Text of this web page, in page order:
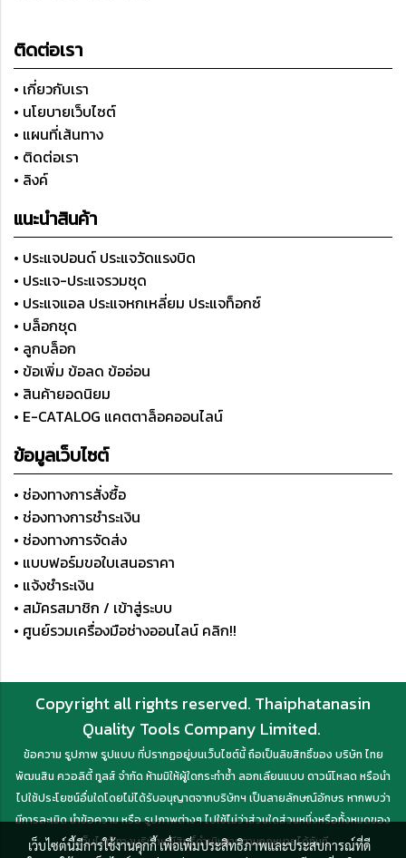
ติดต่อเรา
• เกี่ยวกับเรา
• นโยบายเว็บไซต์
• แผนที่เส้นทาง
• ติดต่อเรา
• ลิงค์
แนะนำสินค้า
• ประแจปอนด์ ประแจวัดแรงบิด
• ประแจ-ประแจรวมชุด
• ประแจแอล ประแจหกเหลี่ยม ประแจท็อกซ์
• บล็อกชุด
• ลูกบล็อก
• ข้อเพิ่ม ข้อลด ข้ออ่อน
• สินค้ายอดนิยม
• E-CATALOG แคตตาล็อคออนไลน์
ข้อมูลเว็บไซต์
• ช่องทางการสั่งซื้อ
• ช่องทางการชำระเงิน
• ช่องทางการจัดส่ง
• แบบฟอร์มขอใบเสนอราคา
• แจ้งชำระเงิน
• สมัครสมาชิก / เข้าสู่ระบบ
• ศูนย์รวมเครื่องมือช่างออนไลน์ คลิก!!
Copyright all rights reserved. Thaiphatanasin
Quality Tools Company Limited.
ข้อความ รูปภาพ รูปแบบ ที่ปรากฏอยู่บนเว็บไซต์นี้ ถือเป็นลิขสิทธิ์ของ บริษัท ไทย
พัฒนสิน ควอลิตี้ ทูลส์ จำกัด ห้ามมิให้ผู้ใดกระทำซ้ำ ลอกเลียนแบบ ดาวน์โหลด หรือนำ
ไปใช้ประโยชน์อื่นใดโดยไม่ได้รับอนุญาตจากบริษัทฯ เป็นลายลักษณ์อักษร หากพบว่า
มีการละเมิด นำข้อความ หรือ รูปภาพต่างๆ ไปใช้ไม่ว่าส่วนใดส่วนหนึ่งหรือทั้งหมดของ
เว็บไซต์ ทางบริษัทฯ มีสิทธิ์ดำเนินการตามกฎหมายได้ทันที
เว็บไซต์นี้มีการใช้งานคุกกี้ เพื่อเพิ่มประสิทธิภาพและประสบการณ์ที่ดี